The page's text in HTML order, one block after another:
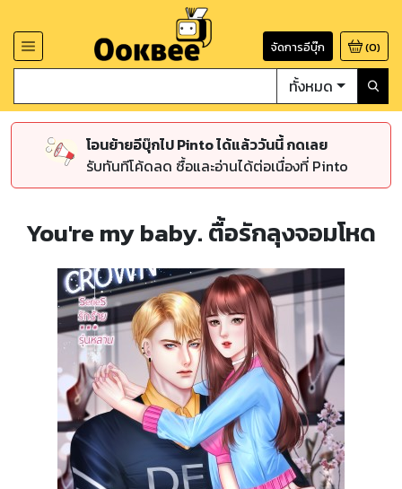
จัดการอีบุ๊ก (0)
ทั้งหมด
โอนย้ายอีบุ๊กไป Pinto ได้แล้ววันนี้ กดเลย
รับทันทีโค้ดลด ซื้อและอ่านได้ต่อเนื่องที่ Pinto
You're my baby. ตื้อรักลุงจอมโหด